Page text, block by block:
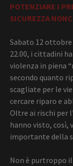
POTENZIARE I
SICUREZZA
Sabato 12
22.00, i cittadini
violenza in piena
secondo quanto
scagliate per le
cercare riparo e
Oltre ai rischi per
hanno visto, così,
importante della
Non è purtroppo